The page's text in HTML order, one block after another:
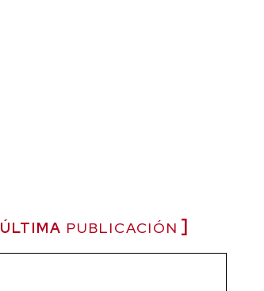
ÚLTIMA PUBLICACIÓN